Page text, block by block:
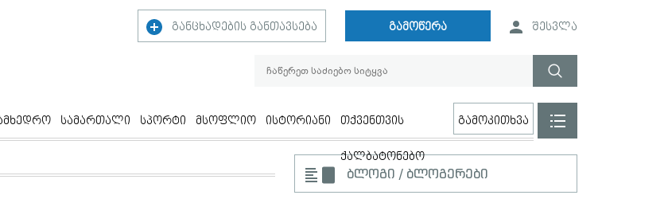
განცხადების განთავსება გამოწერა შესვლა
სამართალი სპორტი მსოფლიო ისტორიანი თქვენთვის
ქალბატონებო
გამოკითხვა
ბლოგი / ბლოგერები